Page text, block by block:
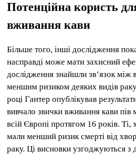
Потенційна користь
вживання кави
Більше того, інші дослідження
насправді може мати захисний
дослідження знайшли зв’язок між
меншим ризиком деяких видів
році Гантер опублікував
вивчало звички вживання кави пів
всій Європі протягом 16 років. Ті,
мали менший ризик смерті від
раку. Ці висновки узгоджуються з